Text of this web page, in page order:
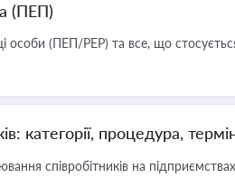
(ПЕП)
особи (ПЕП/PEP) та все, що
категорії, процедура,
співробітників на